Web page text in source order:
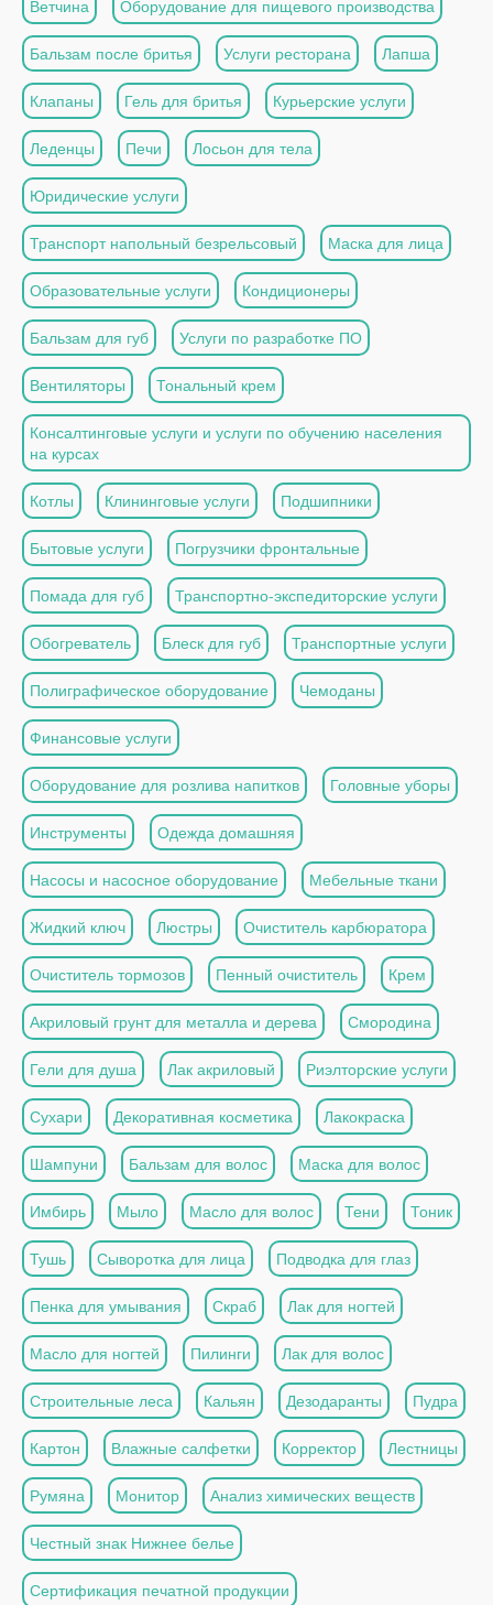
Ветчина Оборудование для пищевого производства
Бальзам после бритья Услуги ресторана Лапша
Клапаны Гель для бритья Курьерские услуги
Леденцы Печи Лосьон для тела
Юридические услуги
Транспорт напольный безрельсовый Маска для лица
Образовательные услуги Кондиционеры
Бальзам для губ Услуги по разработке ПО
Вентиляторы Тональный крем
Консалтинговые услуги и услуги по обучению населения
на курсах
Котлы Клининговые услуги Подшипники
Бытовые услуги Погрузчики фронтальные
Помада для губ Транспортно-экспедиторские услуги
Обогреватель Блеск для губ Транспортные услуги
Полиграфическое оборудование Чемоданы
Финансовые услуги
Оборудование для розлива напитков Головные уборы
Инструменты Одежда домашняя
Насосы и насосное оборудование Мебельные ткани
Жидкий ключ Люстры Очиститель карбюратора
Очиститель тормозов Пенный очиститель Крем
Акриловый грунт для металла и дерева Смородина
Гели для душа Лак акриловый Риэлторские услуги
Сухари Декоративная косметика Лакокраска
Шампуни Бальзам для волос Маска для волос
Имбирь Мыло Масло для волос Тени Тоник
Тушь Сыворотка для лица Подводка для глаз
Пенка для умывания Скраб Лак для ногтей
Масло для ногтей Пилинги Лак для волос
Строительные леса Кальян Дезодаранты Пудра
Картон Влажные салфетки Корректор Лестницы
Румяна Монитор Анализ химических веществ
Честный знак Нижнее белье
Сертификация печатной продукции